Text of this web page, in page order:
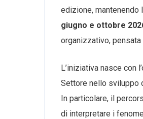
edizione,
giugno e ottobre
organizzativo,
L’iniziativa nasce con
Settore nello sviluppo
In particolare, il
di interpretare i